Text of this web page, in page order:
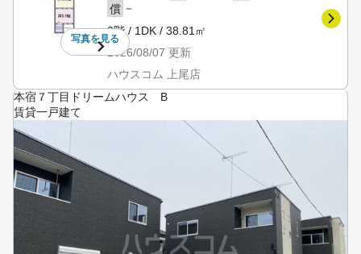
写真を見る
償 －
2階 / 1DK / 38.81㎡
2026/08/07 更新
ハウスコム 上尾店
本宿７丁目ドリームハウス B
賃貸一戸建て